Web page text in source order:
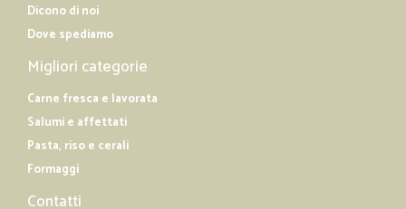
Dicono di noi
Dove spediamo
Migliori categorie
Carne fresca e lavorata
Salumi e affettati
Pasta, riso e cerali
Formaggi
Contatti